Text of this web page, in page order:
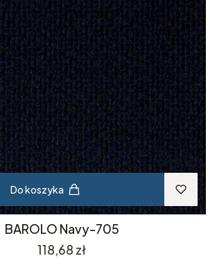
Do koszyka
BAROLO Navy-705
Cena
118,68 zł